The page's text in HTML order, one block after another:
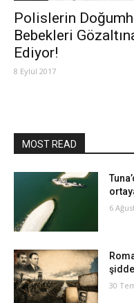
Polislerin
Bebekleri
Ediyor!
8 Eylül 2017
MOST READ
6
30